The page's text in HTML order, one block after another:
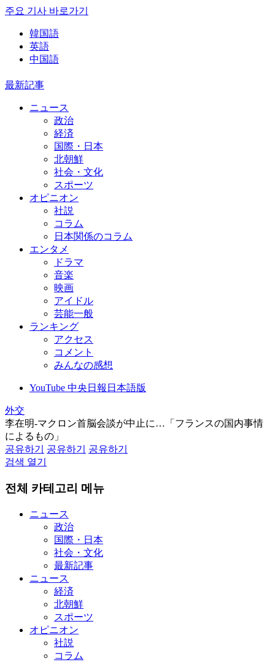
주요 기사 바로가기
韓国語
英語
中国語
最新記事
ニュース
政治
経済
国際・日本
北朝鮮
社会・文化
スポーツ
オピニオン
社説
コラム
日本関係のコラム
エンタメ
ドラマ
音楽
映画
アイドル
芸能一般
ランキング
アクセス
コメント
みんなの感想
YouTube 中央日報日本語版
外交
李在明‐マクロン首脳会談が中止に…「フランスの国内事情
によるもの」
공유하기
공유하기
공유하기
검색 열기
전체 카테고리 메뉴
ニュース
政治
国際・日本
社会・文化
最新記事
ニュース
経済
北朝鮮
スポーツ
オピニオン
社説
コラム